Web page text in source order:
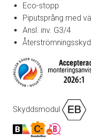
Eco-stopp
Piputsprång med
Ansl. inv. G3/4
Skyddsmodul